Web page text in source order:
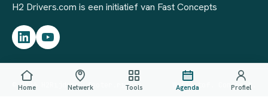
H2 Drivers.com is een initiatief van Fast Concepts
© 2026 H2Rijders. footer.rights Waterstof. Concreet.
Home Netwerk Tools Agenda Profiel